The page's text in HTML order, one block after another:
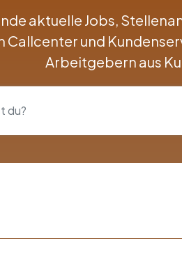
aktuelle Jobs,
Callcenter und
Arbeitgebern aus